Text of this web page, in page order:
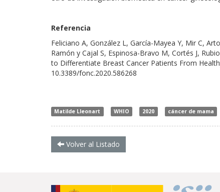
Referencia
Feliciano A, González L, García-Mayea Y, Mir C,
Ramón y Cajal S, Espinosa-Bravo M, Cortés J,
to Differentiate Breast Cancer Patients From
10.3389/fonc.2020.586268
Matilde Lleonart WHIO 2020 cáncer de mama
Volver al Listado